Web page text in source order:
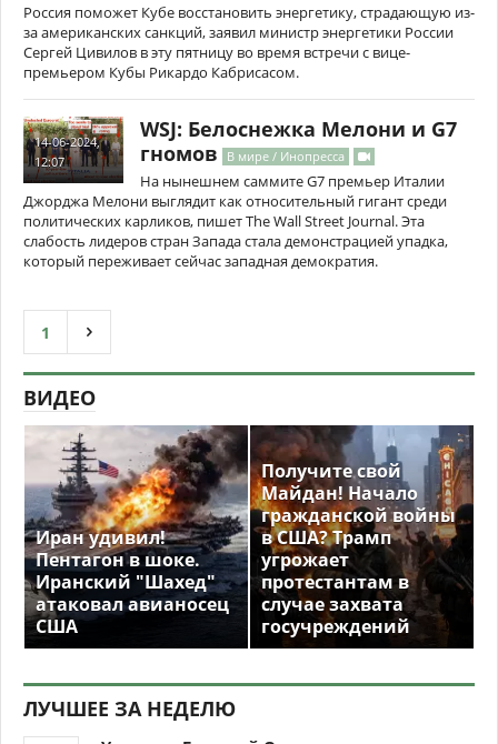
Россия поможет Кубе восстановить энергетику, страдающую из-
за американских санкций, заявил министр энергетики России
Сергей Цивилов в эту пятницу во время встречи с вице-
премьером Кубы Рикардо Кабрисасом.
14-06-2024,
12:07
WSJ: Белоснежка Мелони и G7
гномов
В мире / Инопресса
На нынешнем саммите G7 премьер Италии
Джорджа Мелони выглядит как относительный гигант среди
политических карликов, пишет The Wall Street Journal. Эта
слабость лидеров стран Запада стала демонстрацией упадка,
который переживает сейчас западная демократия.
1
ВИДЕО
Иран удивил!
Пентагон в шоке.
Иранский "Шахед"
атаковал авианосец
США
Получите свой
Майдан! Начало
гражданской войны
в США? Трамп
угрожает
протестантам в
случае захвата
госучреждений
ЛУЧШЕЕ ЗА НЕДЕЛЮ